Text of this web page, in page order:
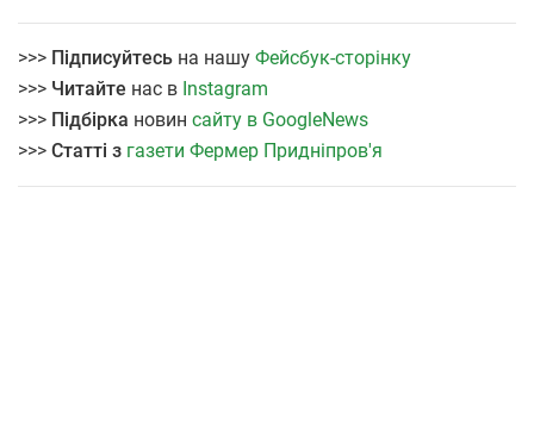
>>> Підписуйтесь на нашу Фейсбук-сторінку
>>> Читайте нас в Instagram
>>> Підбірка новин сайту в GoogleNews
>>> Статті з газети Фермер Придніпров'я